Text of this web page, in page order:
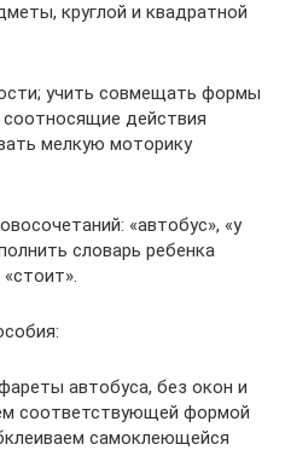
круглой и квадратной
учить совмещать формы
действия
мелкую моторику
«автобус», «у
словарь ребенка
автобуса, без окон и
соответствующей формой
самоклеющейся